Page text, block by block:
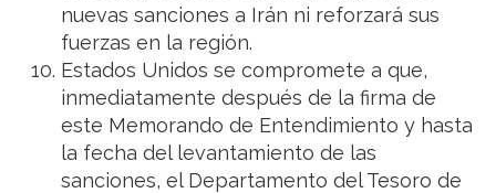
nuevas sanciones a Irán ni reforzará sus
fuerzas en la región.
Estados Unidos se compromete a que,
inmediatamente después de la firma de
este Memorando de Entendimiento y hasta
la fecha del levantamiento de las
sanciones, el Departamento del Tesoro de